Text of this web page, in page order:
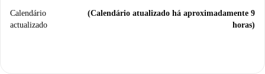
Calendário
actualizado
(Calendário atualizado há aproximadamente 9
horas)